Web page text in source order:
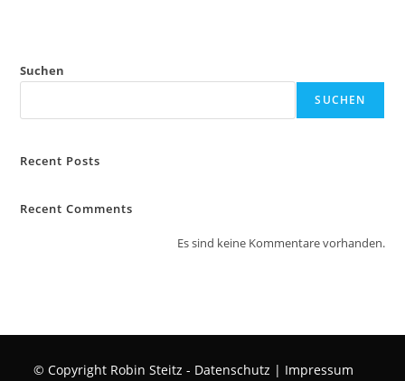
Suchen
SUCHEN
Recent Posts
Recent Comments
Es sind keine Kommentare vorhanden.
© Copyright Robin Steitz - Datenschutz | Impressum